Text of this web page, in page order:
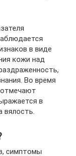
в виде
кожи над
Во время
отмечают
в
вялость.
симптомы